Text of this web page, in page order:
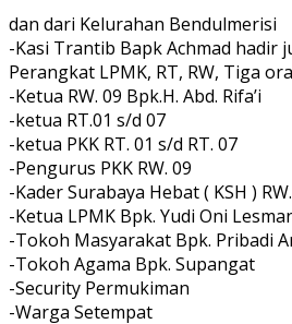
dan dari Kelurahan Bendulmerisi
-Kasi Trantib Bapk Achmad hadir
Perangkat LPMK, RT, RW, Tiga
-Ketua RW. 09 Bpk.H. Abd. Rifa’i
-ketua RT.01 s/d 07
-ketua PKK RT. 01 s/d RT. 07
-Pengurus PKK RW. 09
-Kader Surabaya Hebat ( KSH )
-Ketua LPMK Bpk. Yudi Oni
-Tokoh Masyarakat Bpk. Pribadi
-Tokoh Agama Bpk. Supangat
-Security Permukiman
-Warga Setempat